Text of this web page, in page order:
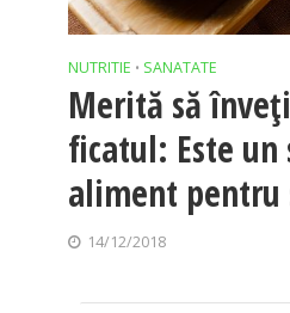
NUTRITIE • SANATATE
Merită să
ficatul: Este un
aliment pentru
14/12/2018